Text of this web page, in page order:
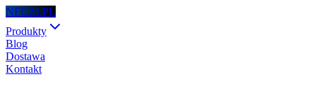
NFC24.PL
Produkty
Blog
Dostawa
Kontakt